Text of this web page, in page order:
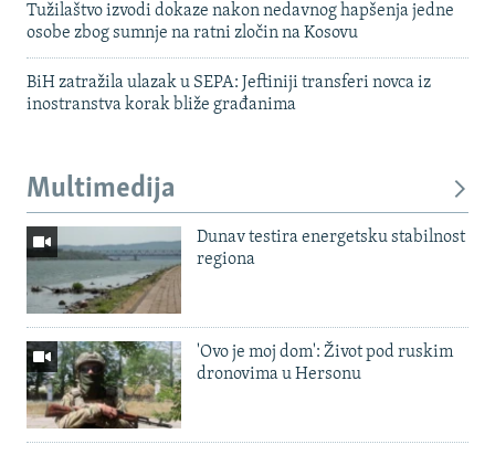
Tužilaštvo izvodi dokaze nakon nedavnog hapšenja jedne
osobe zbog sumnje na ratni zločin na Kosovu
BiH zatražila ulazak u SEPA: Jeftiniji transferi novca iz
inostranstva korak bliže građanima
Multimedija
Dunav testira energetsku stabilnost
regiona
'Ovo je moj dom': Život pod ruskim
dronovima u Hersonu